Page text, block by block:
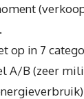
op in 7
A/B (zeer